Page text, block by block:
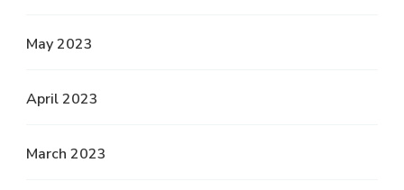
May 2023
April 2023
March 2023